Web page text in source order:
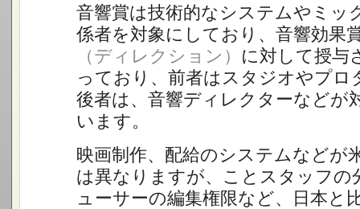
音響賞は技術的なシステムやミッ
係者を対象にしており、音響効果
（ディレクション） に対して授与
っており、前者はスタジオやプロ
後者は、音響ディレクターなどが
います。
映画制作、配給のシステムなどが
は異なりますが、ことスタッフの
ューサーの編集権限など、日本と